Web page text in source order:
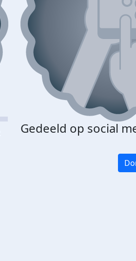
Gedeeld op social